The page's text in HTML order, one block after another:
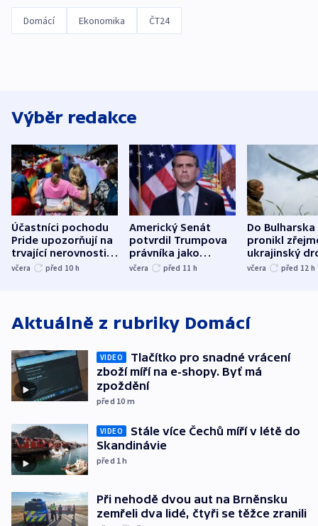
Domácí Ekonomika ČT24
Výběr redakce
Účastníci pochodu
Pride upozorňují na
trvající nerovnosti i
společenskou
včera před 10 h
Americký Senát
potvrdil Trumpova
právníka jako
ministra
včera před 11 h
Do Bulharska
pronikl
ukrajinský
explodoval
včera před 12 h
Aktuálně z rubriky Domácí
VIDEO
Tlačítko pro snadné vrácení
zboží míří na e-shopy. Byť má
zpoždění
před 10 m
VIDEO
Stále více Čechů míří v létě do
Skandinávie
před 1h
Při nehodě dvou aut na Brněnsku
zemřeli dva lidé, čtyři se těžce zranili